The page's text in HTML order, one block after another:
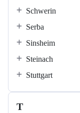
Schwerin
Serba
Sinsheim
Steinach
Stuttgart
T